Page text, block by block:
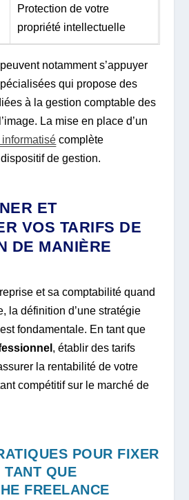
Protection de votre
propriété intellectuelle
notamment s’appuyer
qui propose des
à la gestion comptable des
La mise en place d’un
complète
de gestion.
ET
VOS TARIFS DE
DE MANIÈRE
et sa comptabilité quand
la définition d’une stratégie
fondamentale. En tant que
, établir des tarifs
la rentabilité de votre
compétitif sur le marché de
POUR FIXER
TANT QUE
FREELANCE